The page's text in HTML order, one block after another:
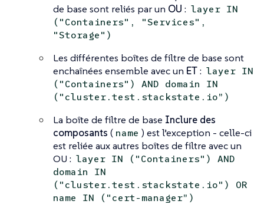
de base sont reliés par un OU : layer IN
("Containers", "Services",
"Storage")
Les différentes boîtes de filtre de base sont
enchaînées ensemble avec un ET: layer IN
("Containers") AND domain IN
("cluster.test.stackstate.io”)
La boîte de filtre de base Inclure des
composants ( name ) est l’exception - celle-ci
est reliée aux autres boîtes de filtre avec un
OU : layer IN ("Containers") AND
domain IN
("cluster.test.stackstate.io") OR
name IN ("cert-manager”)